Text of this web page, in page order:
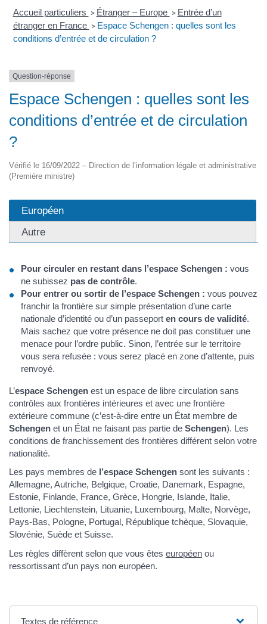
Accueil particuliers > Étranger – Europe > Entrée d’un
étranger en France > Espace Schengen : quelles sont les
conditions d’entrée et de circulation ?
Question-réponse
Espace Schengen : quelles sont les
conditions d’entrée et de circulation
?
Vérifié le 16/09/2022 – Direction de l’information légale et administrative
(Première ministre)
Européen
Autre
Pour circuler en restant dans l’espace Schengen : vous
ne subissez pas de contrôle.
Pour entrer ou sortir de l’espace Schengen : vous pouvez
franchir la frontière sur simple présentation d’une carte
nationale d’identité ou d’un passeport en cours de validité.
Mais sachez que votre présence ne doit pas constituer une
menace pour l’ordre public. Sinon, l’entrée sur le territoire
vous sera refusée : vous serez placé en zone d’attente, puis
renvoyé.
L’espace Schengen est un espace de libre circulation sans
contrôles aux frontières intérieures et avec une frontière
extérieure commune (c’est-à-dire entre un État membre de
Schengen et un État ne faisant pas partie de Schengen). Les
conditions de franchissement des frontières différent selon votre
nationalité.
Les pays membres de l’espace Schengen sont les suivants :
Allemagne, Autriche, Belgique, Croatie, Danemark, Espagne,
Estonie, Finlande, France, Grèce, Hongrie, Islande, Italie,
Lettonie, Liechtenstein, Lituanie, Luxembourg, Malte, Norvège,
Pays-Bas, Pologne, Portugal, République tchèque, Slovaquie,
Slovénie, Suède et Suisse.
Les règles diffèrent selon que vous êtes européen ou
ressortissant d’un pays non européen.
Textes de référence